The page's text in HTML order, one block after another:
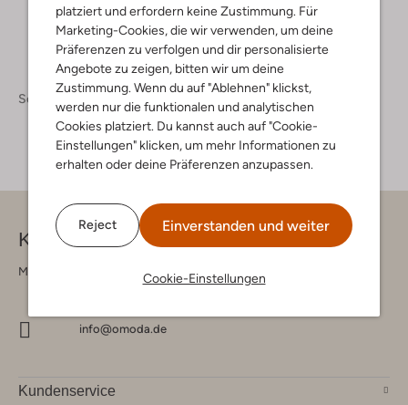
platziert und erfordern keine Zustimmung. Für
Marketing-Cookies, die wir verwenden, um deine
Präferenzen zu verfolgen und dir personalisierte
Angebote zu zeigen, bitten wir um deine
Zustimmung. Wenn du auf "Ablehnen" klickst,
werden nur die funktionalen und analytischen
Cookies platziert. Du kannst auch auf "Cookie-
Einstellungen" klicken, um mehr Informationen zu
erhalten oder deine Präferenzen anzupassen.
Reject Einverstanden und weiter
Cookie-Einstellungen
Schuhe Pantoletten
Kontakt
Montag - Freitag 09:00 - 17:00 uur
info@omoda.de
Kundenservice